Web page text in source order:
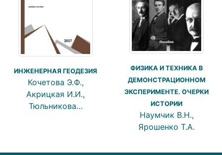
ИНЖЕНЕРНАЯ ГЕОДЕЗИЯ
Кочетова Э.Ф.,
Акрицкая И.И.,
Тюльникова…
ФИЗИКА И ТЕХНИКА В
ДЕМОНСТРАЦИОННОМ
ЭКСПЕРИМЕНТЕ. ОЧЕРКИ
ИСТОРИИ
Наумчик В.Н.,
Ярошенко Т.А.